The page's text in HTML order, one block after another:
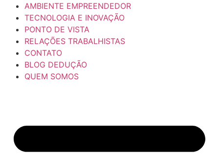
AMBIENTE EMPREENDEDOR
TECNOLOGIA E INOVAÇÃO
PONTO DE VISTA
RELAÇÕES TRABALHISTAS
CONTATO
BLOG DEDUÇÃO
QUEM SOMOS